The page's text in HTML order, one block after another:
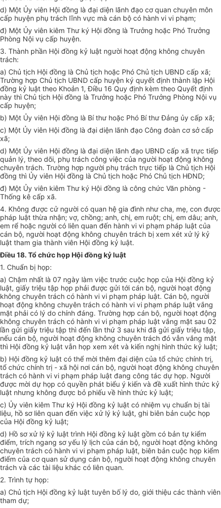
d) Một Ủy viên Hội đồng là đại diện lãnh đạo cơ quan chuyên môn
cấp huyện phụ trách lĩnh vực mà cán bộ có hành vi vi phạm;
đ) Một Ủy viên kiêm Thư ký Hội đồng là Trưởng hoặc Phó Trưởng
Phòng Nội vụ cấp huyện.
3. Thành phần Hội đồng kỷ luật người hoạt động không chuyên
trách:
a) Chủ tịch Hội đồng là Chủ tịch hoặc Phó Chủ tịch UBND cấp xã;
Trường hợp Chủ tịch UBND cấp huyện ký quyết định thành lập Hội
đồng kỷ luật theo Khoản 1, Điều 16 Quy định kèm theo Quyết định
này thì Chủ tịch Hội đồng là Trưởng hoặc Phó Trưởng Phòng Nội vụ
cấp huyện;
b) Một Ủy viên Hội đồng là Bí thư hoặc Phó Bí thư Đảng ủy cấp xã;
c) Một Ủy viên Hội đồng là đại diện lãnh đạo Công đoàn cơ sở cấp
xã;
d) Một Ủy viên Hội đồng là đại diện lãnh đạo UBND cấp xã trực tiếp
quản lý, theo dõi, phụ trách công việc của người hoạt động không
chuyên trách. Trường hợp người phụ trách trực tiếp là Chủ tịch Hội
đồng thì Ủy viên Hội đồng là Chủ tịch hoặc Phó Chủ tịch HĐND;
đ) Một Ủy viên kiêm Thư ký Hội đồng là công chức Văn phòng -
Thống kê cấp xã.
4. Không được cử người có quan hệ gia đình như cha, mẹ, con được
pháp luật thừa nhận; vợ, chồng; anh, chị, em ruột; chị, em dâu; anh,
em rể hoặc người có liên quan đến hành vi vi phạm pháp luật của
cán bộ, người hoạt động không chuyên trách bị xem xét xử lý kỷ
luật tham gia thành viên Hội đồng kỷ luật.
Điều 18. Tổ chức họp Hội đồng kỷ luật
1. Chuẩn bị họp:
a) Chậm nhất là 07 ngày làm việc trước cuộc họp của Hội đồng kỷ
luật, giấy triệu tập họp phải được gửi tới cán bộ, người hoạt động
không chuyên trách có hành vi vi phạm pháp luật. Cán bộ, người
hoạt động không chuyên trách có hành vi vi phạm pháp luật vắng
mặt phải có lý do chính đáng. Trường hợp cán bộ, người hoạt động
không chuyên trách có hành vi vi phạm pháp luật vắng mặt sau 02
lần gửi giấy triệu tập thì đến lần thứ 3 sau khi đã gửi giấy triệu tập,
nếu cán bộ, người hoạt động không chuyên trách đó vẫn vắng mặt
thì Hội đồng kỷ luật vẫn họp xem xét và kiến nghị hình thức kỷ luật;
b) Hội đồng kỷ luật có thể mời thêm đại diện của tổ chức chính trị,
tổ chức chính trị - xã hội nơi cán bộ, người hoạt động không chuyên
trách có hành vi vi phạm pháp luật đang công tác dự họp. Người
được mời dự họp có quyền phát biểu ý kiến và đề xuất hình thức kỷ
luật nhưng không được bỏ phiếu về hình thức kỷ luật;
c) Ủy viên kiêm Thư ký Hội đồng kỷ luật có nhiệm vụ chuẩn bị tài
liệu, hồ sơ liên quan đến việc xử lý kỷ luật, ghi biên bản cuộc họp
của Hội đồng kỷ luật;
d) Hồ sơ xử lý kỷ luật trình Hội đồng kỷ luật gồm có bản tự kiểm
điểm, trích ngang sơ yếu lý lịch của cán bộ, người hoạt động không
chuyên trách có hành vi vi phạm pháp luật, biên bản cuộc họp kiểm
điểm của cơ quan sử dụng cán bộ, người hoạt động không chuyên
trách và các tài liệu khác có liên quan.
2. Trình tự họp:
a) Chủ tịch Hội đồng kỷ luật tuyên bố lý do, giới thiệu các thành viên
tham dự;